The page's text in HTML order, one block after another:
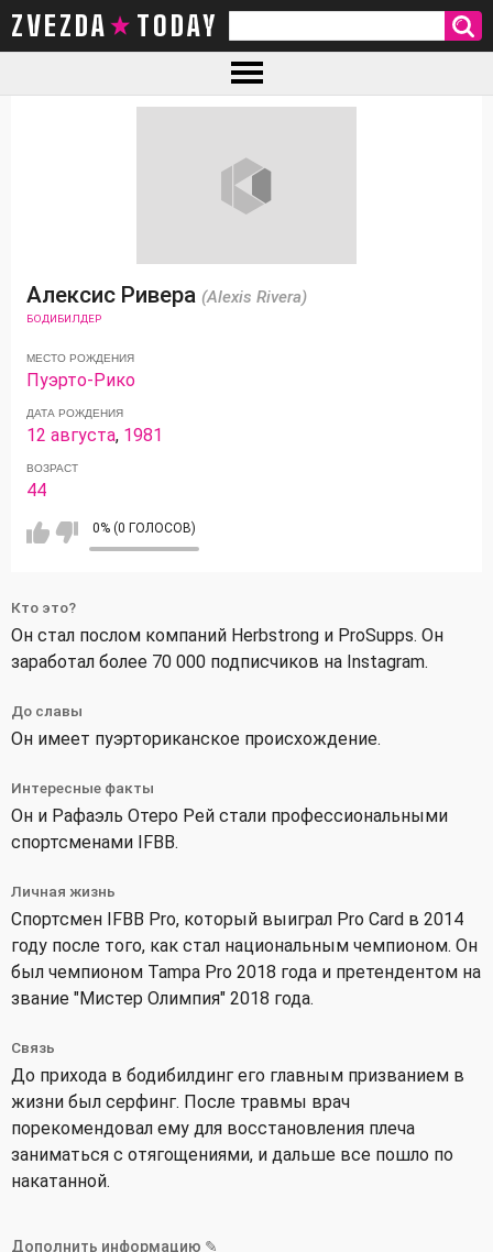
ZVEZDA TODAY
Алексис Ривера (Alexis Rivera)
БОДИБИЛДЕР
МЕСТО РОЖДЕНИЯ
Пуэрто-Рико
ДАТА РОЖДЕНИЯ
12 августа, 1981
ВОЗРАСТ
44
0% (0 ГОЛОСОВ)
Кто это?
Он стал послом компаний Herbstrong и ProSupps. Он
заработал более 70 000 подписчиков на Instagram.
До славы
Он имеет пуэрториканское происхождение.
Интересные факты
Он и Рафаэль Отеро Рей стали профессиональными
спортсменами IFBB.
Личная жизнь
Спортсмен IFBB Pro, который выиграл Pro Card в 2014
году после того, как стал национальным чемпионом. Он
был чемпионом Tampa Pro 2018 года и претендентом на
звание "Мистер Олимпия" 2018 года.
Связь
До прихода в бодибилдинг его главным призванием в
жизни был серфинг. После травмы врач
порекомендовал ему для восстановления плеча
заниматься с отягощениями, и дальше все пошло по
накатанной.
Дополнить информацию ✎